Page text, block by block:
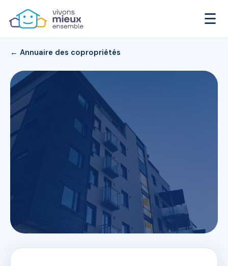
☰
← Annuaire des copropriétés